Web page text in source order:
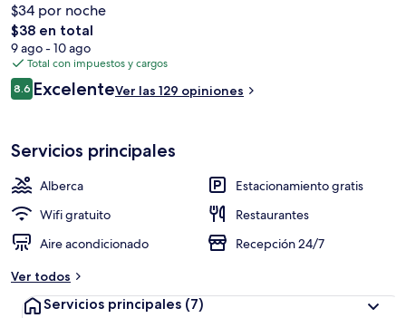
$34 por noche
El
precio
total
es
de
$38 en total
9 ago - 10 ago
Total con impuestos y cargos
Opiniones
8.68.6 de 10,
ExcelenteVer las 129 opiniones
Servicios principales
Alberca
Estacionamiento gratis
Wifi gratuito
Restaurantes
Aire acondicionado
Recepción 24/7
Ver todos
Servicios principales (7)